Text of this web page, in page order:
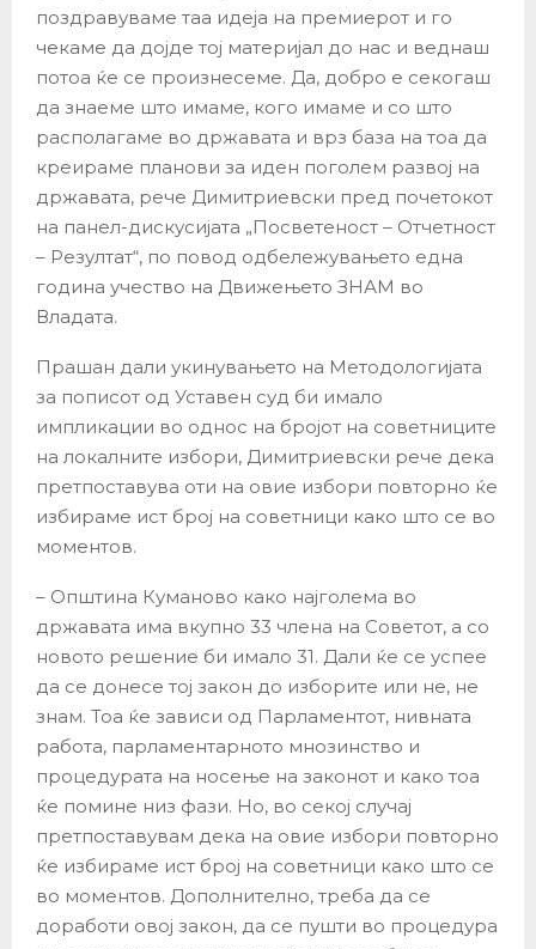
поздравуваме таа идеја на премиерот и го
чекаме да дојде тој материјал до нас и веднаш
потоа ќе се произнесеме. Да, добро е секогаш
да знаеме што имаме, кого имаме и со што
располагаме во државата и врз база на тоа да
креираме планови за иден поголем развој на
државата, рече Димитриевски пред почетокот
на панел-дискусијата „Посветеност – Отчетност
– Резултат“, по повод одбележувањето една
година учество на Движењето ЗНАМ во
Владата.
Прашан дали укинувањето на Методологијата
за пописот од Уставен суд би имало
импликации во однос на бројот на советниците
на локалните избори, Димитриевски рече дека
претпоставува оти на овие избори повторно ќе
избираме ист број на советници како што се во
моментов.
– Општина Куманово како најголема во
државата има вкупно 33 члена на Советот, а со
новото решение би имало 31. Дали ќе се успее
да се донесе тој закон до изборите или не, не
знам. Тоа ќе зависи од Парламентот, нивната
работа, парламентарното мнозинство и
процедурата на носење на законот и како тоа
ќе помине низ фази. Но, во секој случај
претпоставувам дека на овие избори повторно
ќе избираме ист број на советници како што се
во моментов. Дополнително, треба да се
доработи овој закон, да се пушти во процедура